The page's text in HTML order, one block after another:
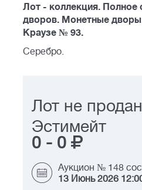
Лот - коллекция. Полное
дворов. Монетные дворы:
Краузе № 93.
Серебро.
Лот не продан
Эстимейт
0 - 0
Аукцион № 148
13 Июнь 2026